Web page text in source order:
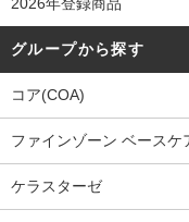
グループから探す
コア(COA)
ファインゾーン ベースケ
ケラスターゼ